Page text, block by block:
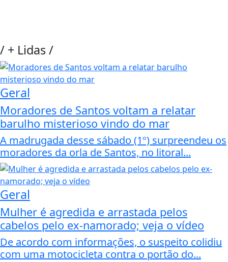
/ + Lidas/
Geral
Moradores de Santos voltam a relatar
barulho misterioso vindo do mar
A madrugada desse sábado (1º) surpreendeu os
moradores da orla de Santos, no litoral...
Geral
Mulher é agredida e arrastada pelos
cabelos pelo ex-namorado; veja o vídeo
De acordo com informações, o suspeito colidiu
com uma motocicleta contra o portão do...